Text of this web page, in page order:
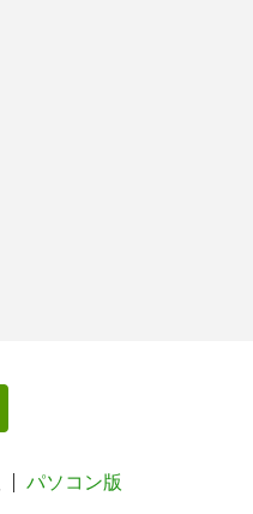
パソコン版